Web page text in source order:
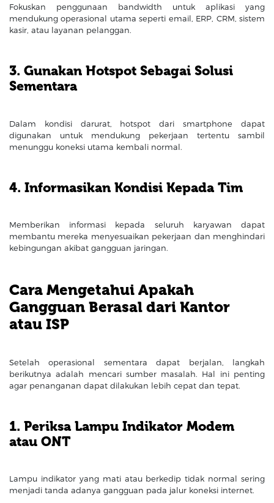
Fokuskan penggunaan bandwidth untuk aplikasi yang
mendukung operasional utama seperti email, ERP, CRM, sistem
kasir, atau layanan pelanggan.
3. Gunakan Hotspot Sebagai Solusi
Sementara
Dalam kondisi darurat, hotspot dari smartphone dapat
digunakan untuk mendukung pekerjaan tertentu sambil
menunggu koneksi utama kembali normal.
4. Informasikan Kondisi Kepada Tim
Memberikan informasi kepada seluruh karyawan dapat
membantu mereka menyesuaikan pekerjaan dan menghindari
kebingungan akibat gangguan jaringan.
Cara Mengetahui Apakah
Gangguan Berasal dari Kantor
atau ISP
Setelah operasional sementara dapat berjalan, langkah
berikutnya adalah mencari sumber masalah. Hal ini penting
agar penanganan dapat dilakukan lebih cepat dan tepat.
1. Periksa Lampu Indikator Modem
atau ONT
Lampu indikator yang mati atau berkedip tidak normal sering
menjadi tanda adanya gangguan pada jalur koneksi internet.